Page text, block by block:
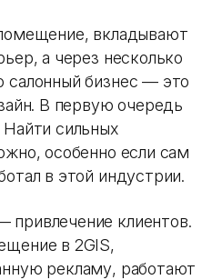
вкладывают
а через несколько
бизнес — это
В первую очередь
сильных
особенно если сам
в этой индустрии.
клиентов.
в 2GIS,
рекламу, работают